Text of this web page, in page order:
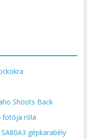
Shoots Back
fotója róla
gépkarabély